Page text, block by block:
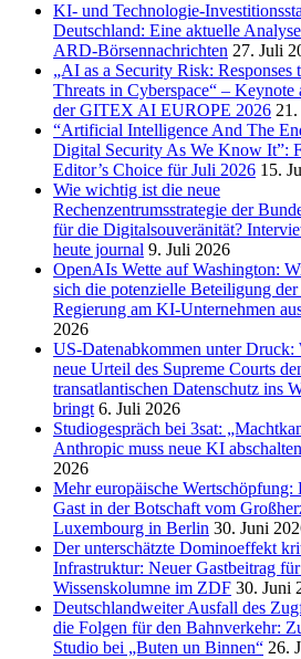
KI- und Technologie-
Deutschland: Eine aktuelle
ARD-Börsennachrichten 27. Juli
„AI as a Security Risk: Responses
Threats in Cyberspace“ – Keynote
der GITEX AI EUROPE 2026
“Artificial Intelligence And The
Digital Security As We Know It”:
Editor’s Choice für Juli 2026 15.
Wie wichtig ist die neue
Rechenzentrumsstrategie der
für die Digitalsouveränität?
heute journal 9. Juli 2026
OpenAIs Wette auf Washington:
sich die potenzielle Beteiligung
Regierung am KI-Unternehmen
2026
US-Datenabkommen unter Druck:
neue Urteil des Supreme Courts
transatlantischen Datenschutz ins
bringt 6. Juli 2026
Studiogespräch bei 3sat:
Anthropic muss neue KI
2026
Mehr europäische Wertschöpfung:
Gast in der Botschaft vom
Luxembourg in Berlin 30. Juni
Der unterschätzte Dominoeffekt
Infrastruktur: Neuer Gastbeitrag
Wissenskolumne im ZDF 30. Juni
Deutschlandweiter Ausfall des
die Folgen für den Bahnverkehr:
Studio bei „Buten un Binnen“ 26.